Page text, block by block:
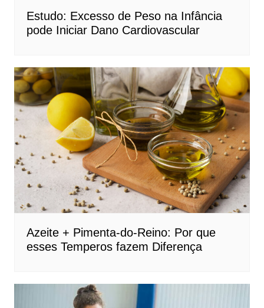
Estudo: Excesso de Peso na Infância
pode Iniciar Dano Cardiovascular
Azeite + Pimenta-do-Reino: Por que
esses Temperos fazem Diferença